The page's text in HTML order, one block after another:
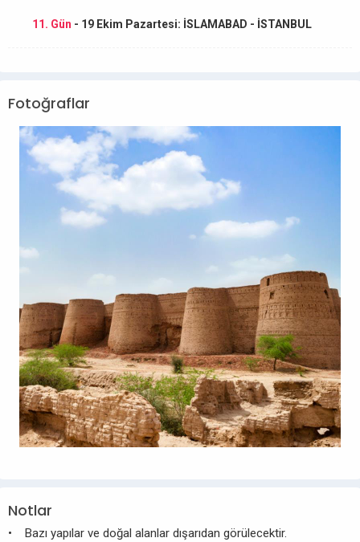
11. Gün - 19 Ekim Pazartesi: İSLAMABAD - İSTANBUL
Fotoğraflar
Notlar
• Bazı yapılar ve doğal alanlar dışarıdan görülecektir.